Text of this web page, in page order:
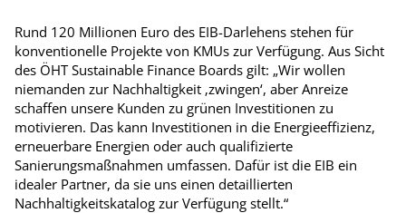
Rund 120 Millionen Euro des EIB-­Dar­lehens stehen für
konventionelle Projekte von KMUs zur Verfügung. Aus Sicht
des ÖHT Sustainable Finance Boards gilt: „Wir wollen
niemanden zur Nachhaltigkeit ‚zwingen‘, aber Anreize
schaffen unsere Kunden zu grünen Investitionen zu
motivieren. Das kann Investitionen in die Energieeffizienz,
erneuerbare Energien oder auch qualifizierte
Sanierungsmaßnahmen umfassen. Dafür ist die EIB ein
idealer Partner, da sie uns einen detaillierten
Nachhaltigkeitskatalog zur Verfügung stellt.“